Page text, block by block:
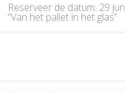
Reserveer de datum: 29
“Van het pallet in het glas”